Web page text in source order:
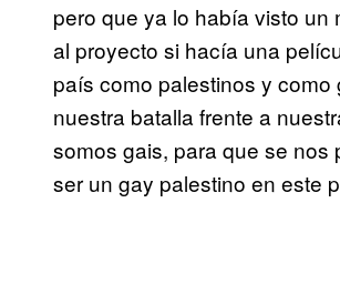
pero que ya lo había visto
al proyecto si hacía una
país como palestinos y
nuestra batalla frente a
somos gais, para que se nos
ser un gay palestino en este